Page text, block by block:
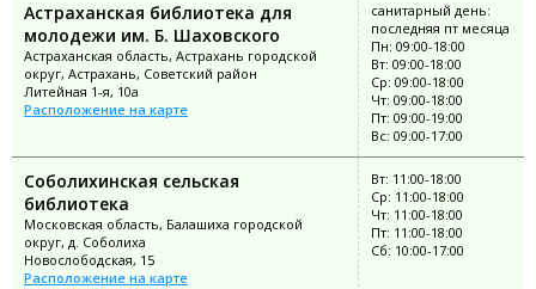
Астраханская библиотека для
молодежи им. Б. Шаховского
Астраханская область, Астрахань городской
округ, Астрахань, Советский район
Литейная 1-я, 10а
Расположение на карте
санитарный день:
последняя пт месяца
Пн: 09:00-18:00
Вт: 09:00-18:00
Ср: 09:00-18:00
Чт: 09:00-18:00
Пт: 09:00-19:00
Вс: 09:00-17:00
Соболихинская сельская
библиотека
Московская область, Балашиха городской
округ, д. Соболиха
Новослободская, 15
Расположение на карте
Вт: 11:00-18:00
Ср: 11:00-18:00
Чт: 11:00-18:00
Пт: 11:00-18:00
Сб: 10:00-17:00